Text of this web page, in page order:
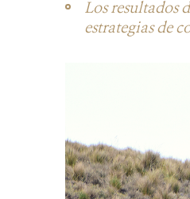
Los resultados
estrategias de